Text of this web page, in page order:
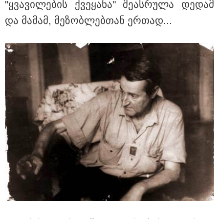
ლარიდან
თბილისი - ბუდაპეშტი 856.40
ლარიდან
თბილისი - რომი 1768.50 ლარიდან
"ყვა­ვი­ლე­ბის ქვე­ყა­ნა" შე­ას­რუ­ლა დე­დამ
და მა­მამ, მე­ზობ­ლებ­თან ერ­თად...